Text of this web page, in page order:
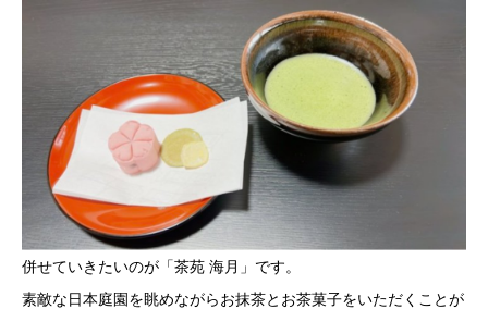
併せていきたいのが「茶苑 海月」です。
素敵な日本庭園を眺めながらお抹茶とお茶菓子をいただくことが